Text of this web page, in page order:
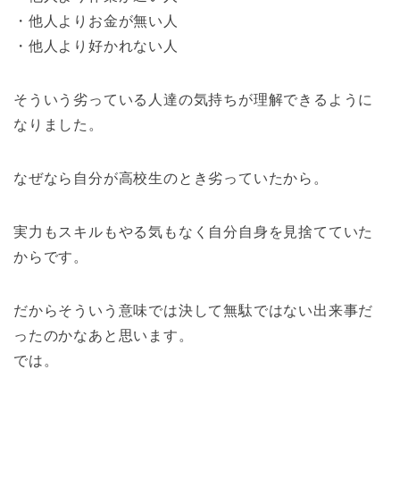
・他人よりお金が無い人
・他人より好かれない人
そういう劣っている人達の気持ちが理解できるように
なりました。
なぜなら自分が高校生のとき劣っていたから。
実力もスキルもやる気もなく自分自身を見捨てていた
からです。
だからそういう意味では決して無駄ではない出来事だ
ったのかなあと思います。
では。